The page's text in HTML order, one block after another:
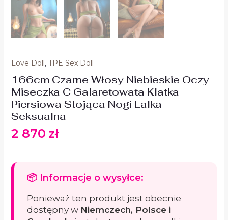
Love Doll, TPE Sex Doll
166cm Czarne Włosy Niebieskie Oczy
Miseczka C Galaretowata Klatka
Piersiowa Stojąca Nogi Lalka
Seksualna
2 870 zł
📦 Informacje o wysyłce:
Ponieważ ten produkt jest obecnie
dostępny w Niemczech, Polsce i